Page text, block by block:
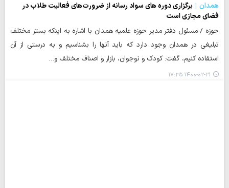
همدان
برگزاری دوره های سواد رسانه از ضرورت‌های فعالیت طلاب در
فضای مجازی است
حوزه / مسئول دفتر مدیر حوزه علمیه همدان با اشاره به اینکه بستر مختلف
تبلیغی در همدان وجود دارد که باید آنها را بشناسیم و به درستی از آن
استفاده کنیم، گفت: کودک و نوجوان، بازار و اصناف مختلف و…
۱۴۰۰-۰۲-۲۱ ۱۷:۳۵